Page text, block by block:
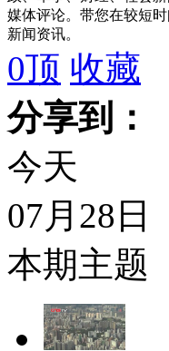
媒体评论。带您在较短
新闻资讯。
0顶 收藏
分享到：
今天
07月28日
本期主题